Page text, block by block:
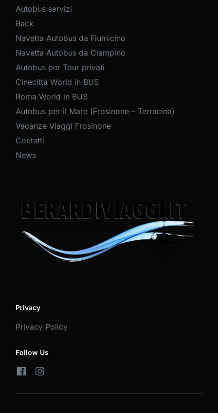
Autobus servizi
Back
Navetta Autobus da Fiumicino
Navetta Autobus da Ciampino
Autobus per Tour privati
Cinecittà World in BUS
Roma World in BUS
Autobus per il Mare (Frosinone – Terracina)
Vacanze Viaggi Frosinone
Contatti
News
Privacy
Privacy Policy
Follow Us